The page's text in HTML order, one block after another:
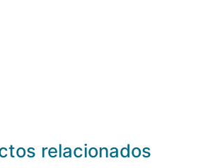
relacionados